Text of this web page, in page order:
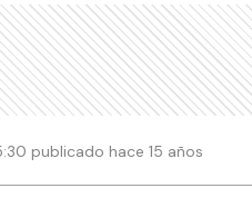
publicado hace 15 años